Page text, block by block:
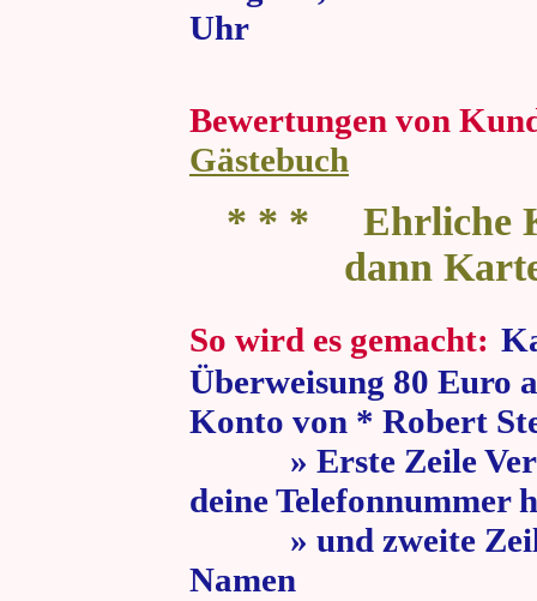
Uhr » 80
Bewertungen von
Gästebuch
* * * Ehrliche
dann
So wird es gemacht:
Überweisung 80 Euro
Konto von * Robert
» Erste Zeile
deine Telefonnummer
» und zweite Zeile
Namen